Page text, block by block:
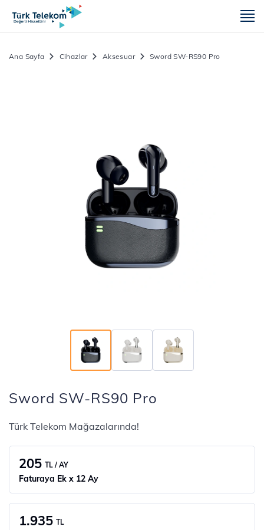
Ana Sayfa Cihazlar Aksesuar Sword SW-RS90 Pro
Sword SW-RS90 Pro
Türk Telekom Mağazalarında!
205 TL / AY
Faturaya Ek x 12 Ay
1.935 TL